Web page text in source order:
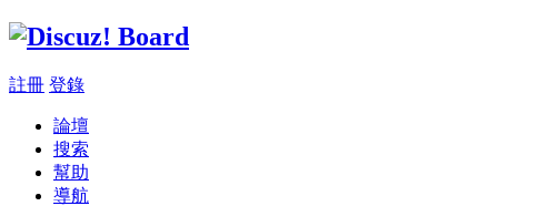
註冊 登錄
論壇
搜索
幫助
導航